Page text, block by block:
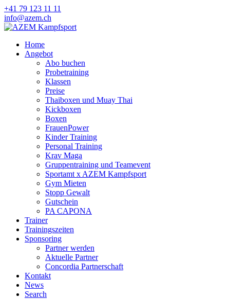
+41 79 123 11 11
info@azem.ch
Home
Angebot
Abo buchen
Probetraining
Klassen
Preise
Thaiboxen und Muay Thai
Kickboxen
Boxen
FrauenPower
Kinder Training
Personal Training
Krav Maga
Gruppentraining und Teamevent
Sportamt x AZEM Kampfsport
Gym Mieten
Stopp Gewalt
Gutschein
PA CAPONA
Trainer
Trainingszeiten
Sponsoring
Partner werden
Aktuelle Partner
Concordia Partnerschaft
Kontakt
News
Search